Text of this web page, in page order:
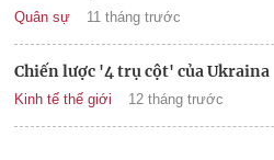
Quân sự 11 tháng trước
Chiến lược '4 trụ cột' của Ukraina
Kinh tế thế giới 12 tháng trước